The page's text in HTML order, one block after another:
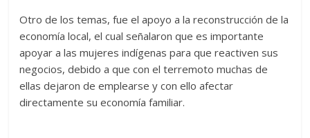
Otro de los temas, fue el apoyo a la reconstrucción de la
economía local, el cual señalaron que es importante
apoyar a las mujeres indígenas para que reactiven sus
negocios, debido a que con el terremoto muchas de
ellas dejaron de emplearse y con ello afectar
directamente su economía familiar.